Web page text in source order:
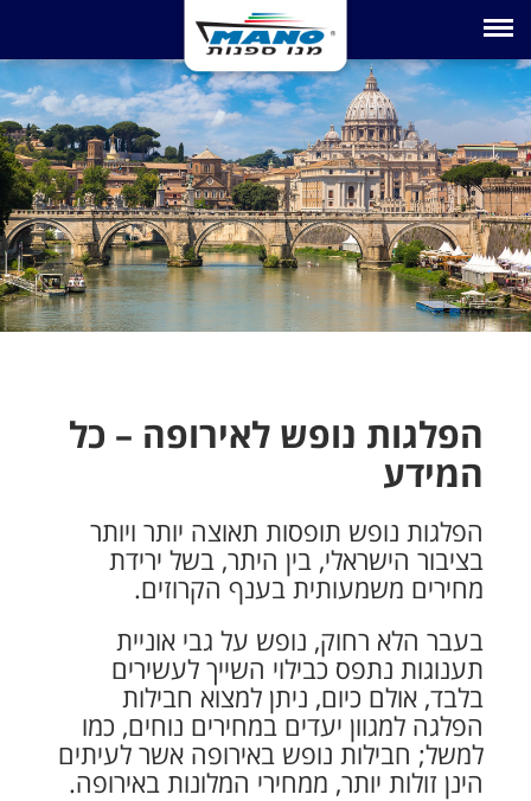
Toggle navigation
הפלגות נופש לאירופה – כל
המידע
הפלגות נופש תופסות תאוצה יותר ויותר
בציבור הישראלי, בין היתר, בשל ירידת
מחירים משמעותית בענף הקרוזים.
בעבר הלא רחוק, נופש על גבי אוניית
תענוגות נתפס כבילוי השייך לעשירים
בלבד, אולם כיום, ניתן למצוא חבילות
הפלגה למגוון יעדים במחירים נוחים, כמו
למשל; חבילות נופש באירופה אשר לעיתים
הינן זולות יותר, ממחירי המלונות באירופה.